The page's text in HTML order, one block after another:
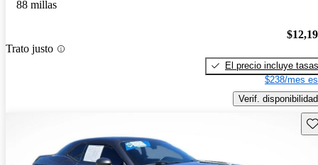
88 millas
Trato justo
El precio incluye tasas
$238/mes
Verif. disponibilidad